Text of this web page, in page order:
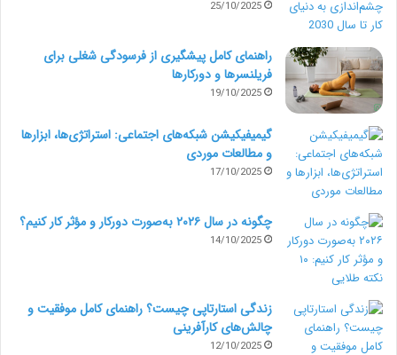
دارند. کدنویسان نرم افزار دانا از جنریک ها استفاده می کنند
تا دیگر نیازی به cast کردن نداشته باشند.
3. همیشه بازبینی های
دهید
خطا در کدها ، اجرای برنامه را متوقف می کند. این قابلیت
به برنامه نویسان کمک میکند تا بتوانند به هنگام تولید پروژه
های پیچیده که قسمت های زیادی دارند ، کدهایی را که
ایراد دارند به سرعت تشخیص دهند .
25/10/2025
راهنمای کامل پیشگیری از فرسودگی شغلی برای
فریلنسرها و دورکارها
19/10/2025
گیمیفیکیشن شبکه‌های اجتماعی: استراتژی‌ها، ابزارها
و مطالعات موردی
17/10/2025
چگونه در سال ۲۰۲۶ به‌صورت دورکار و مؤثر کار کنیم؟
14/10/2025
زندگی استارتاپی چیست؟ راهنمای کامل موفقیت و
چالش‌های کارآفرینی
12/10/2025